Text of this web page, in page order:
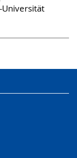
Universität